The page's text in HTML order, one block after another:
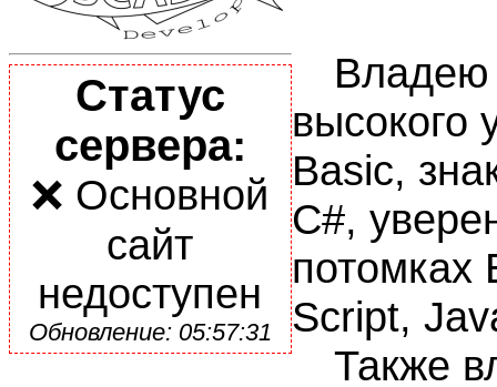
Статус
сервера:
❌ Основной
сайт
недоступен
Обновление: 05:57:31
Владею
высокого
Basic,
С#,
потомках
Sсript,
Также